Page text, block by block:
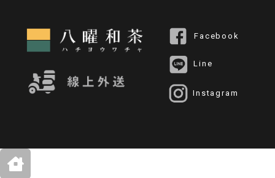
Facebook
Instagram
Line